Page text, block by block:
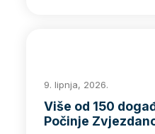
9. lipnja, 2026.
Više od 150
Počinje